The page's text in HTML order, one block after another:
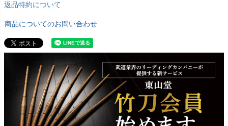
返品特約について
商品についてのお問い合わせ